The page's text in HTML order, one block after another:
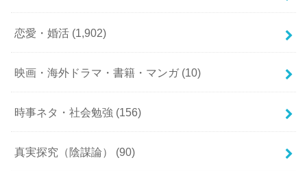
恋愛・婚活 (1,902)
映画・海外ドラマ・書籍・マンガ (10)
時事ネタ・社会勉強 (156)
真実探究（陰謀論） (90)